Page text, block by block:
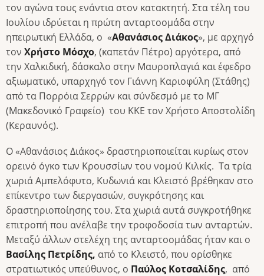
τον αγώνα τους ενάντια στον κατακτητή. Στα τέλη του
Ιουλίου ιδρύεται η πρώτη ανταρτοομάδα στην
ηπειρωτική Ελλάδα, ο «Αθανάσιος Διάκος», με αρχηγό
τον Χρήστο Μόσχο, (καπετάν Πέτρο) αργότερα, από
την Χαλκιδική, δάσκαλο στην Μαυροπλαγιά και έφεδρο
αξιωματικό, υπαρχηγό τον Γιάννη Καριοφύλη (Στάθης)
από τα Πορρόια Σερρών και σύνδεσμό με το ΜΓ
(Μακεδονικό Γραφείο) του ΚΚΕ τον Χρήστο Αποστολίδη
(Κεραυνός).
Ο «Αθανάσιος Διάκος» δραστηριοποιείται κυρίως στον
ορεινό όγκο των Κρουσσίων του νομού Κιλκίς. Τα τρία
χωριά Αμπελόφυτο, Κυδωνιά και Κλειστό βρέθηκαν στο
επίκεντρο των διεργασιών, συγκρότησης και
δραστηριοποίησης του. Στα χωριά αυτά συγκροτήθηκε
επιτροπή που ανέλαβε την τροφοδοσία των ανταρτών.
Μεταξύ άλλων στελέχη της ανταρτοομάδας ήταν και ο
Βασίλης Πετρίδης, από το Κλειστό, που ορίσθηκε
στρατιωτικός υπεύθυνος, ο Παύλος Κοτσαλίδης, από